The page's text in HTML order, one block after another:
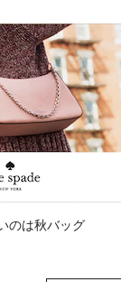
のは秋バッグ